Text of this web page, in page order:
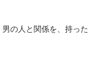
の人と関係を、持った